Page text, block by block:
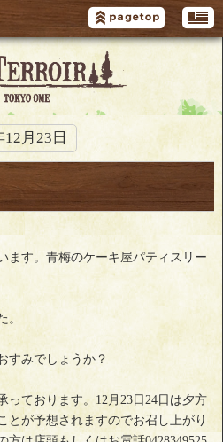
12月23日
ます。青梅のケーキ屋パティスリー
。
すみでしょうか？
っております。12月23日24日は夕方
とが予想されますのでお召し上がり